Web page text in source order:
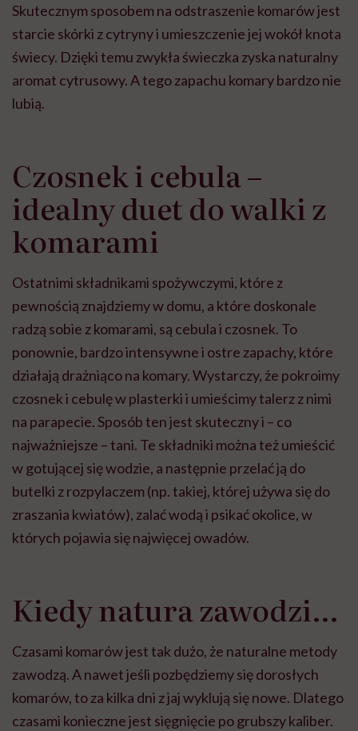
Skutecznym sposobem na odstraszenie komarów jest
starcie skórki z cytryny i umieszczenie jej wokół knota
świecy. Dzięki temu zwykła świeczka zyska naturalny
aromat cytrusowy. A tego zapachu komary bardzo nie
lubią.
Czosnek i cebula –
idealny duet do walki z
komarami
Ostatnimi składnikami spożywczymi, które z
pewnością znajdziemy w domu, a które doskonale
radzą sobie z komarami, są cebula i czosnek. To
ponownie, bardzo intensywne i ostre zapachy, które
działają drażniąco na komary. Wystarczy, że pokroimy
czosnek i cebulę w plasterki i umieścimy talerz z nimi
na parapecie. Sposób ten jest skuteczny i – co
najważniejsze – tani. Te składniki można też umieścić
w gotującej się wodzie, a następnie przelać ją do
butelki z rozpylaczem (np. takiej, której używa się do
zraszania kwiatów), zalać wodą i psikać okolice, w
których pojawia się najwięcej owadów.
Kiedy natura zawodzi…
Czasami komarów jest tak dużo, że naturalne metody
zawodzą. A nawet jeśli pozbędziemy się dorosłych
komarów, to za kilka dni z jaj wyklują się nowe. Dlatego
czasami konieczne jest sięgnięcie po grubszy kaliber.